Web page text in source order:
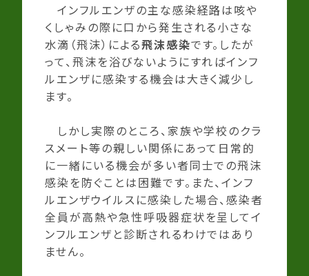
インフルエンザの主な感染経路は咳や
くしゃみの際に口から発生される小さな
水滴（飛沫）による飛沫感染です。したが
って、飛沫を浴びないようにすればインフ
ルエンザに感染する機会は大きく減少し
ます。
しかし実際のところ、家族や学校のクラ
スメート等の親しい関係にあって日常的
に一緒にいる機会が多い者同士での飛沫
感染を防ぐことは困難です。また、インフ
ルエンザウイルスに感染した場合、感染者
全員が高熱や急性呼吸器症状を呈してイ
ンフルエンザと診断されるわけではあり
ません。